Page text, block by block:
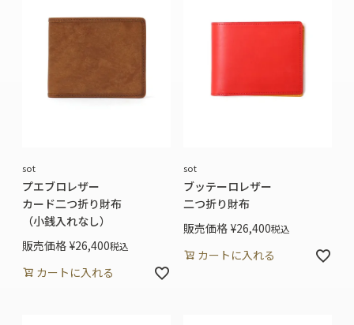
sot
プエブロレザー
カード二つ折り財布
（小銭入れなし）
販売価格 ¥26,400税込
カートに入れる
sot
ブッテーロレザー
二つ折り財布
販売価格 ¥26,400税込
カートに入れる